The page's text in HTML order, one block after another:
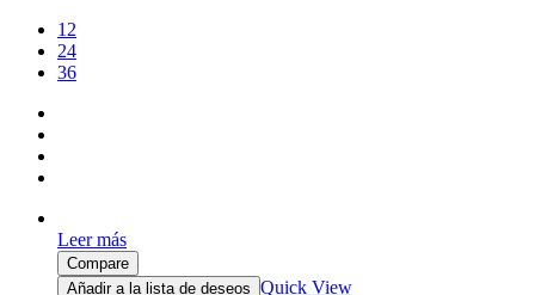
12
24
36
Leer más
Compare
Añadir a la lista de deseos Quick View